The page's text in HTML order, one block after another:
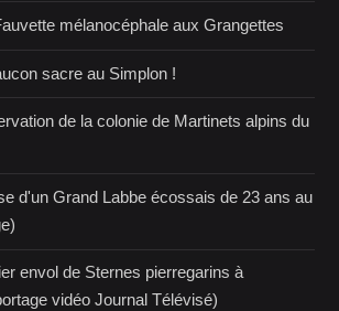
mélanocéphale aux Grangettes
sacre au Simplon !
de la colonie de Martinets alpins du
d'un Grand Labbe écossais de 23 ans au
envol de Sternes pierregarins à
vidéo Journal Télévisé)